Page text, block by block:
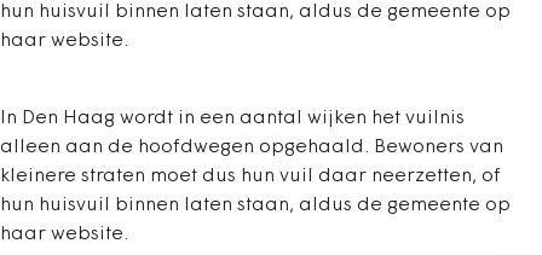
hun huisvuil binnen laten staan, aldus de gemeente op
haar website.
In Den Haag wordt in een aantal wijken het vuilnis
alleen aan de hoofdwegen opgehaald. Bewoners van
kleinere straten moet dus hun vuil daar neerzetten, of
hun huisvuil binnen laten staan, aldus de gemeente op
haar website.